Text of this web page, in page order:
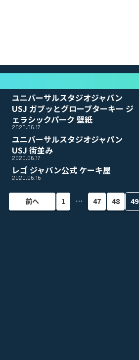
ユニバーサルスタジオジャパン
USJ ガブッとグローブターキー ジ
ェラシックパーク 壁紙
2020.06.17
ユニバーサルスタジオジャパン
USJ 街並み
2020.06.17
レゴ ジャパン公式 ケーキ屋
2020.06.16
前へ 1 … 47 48 49